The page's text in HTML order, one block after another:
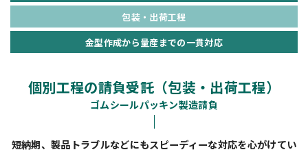
包装・出荷工程
金型作成から量産までの一貫対応
個別工程の請負受託（包装・出荷工程）
ゴムシールパッキン製造請負
短納期、製品トラブルなどにもスピーディーな対応を心がけてい